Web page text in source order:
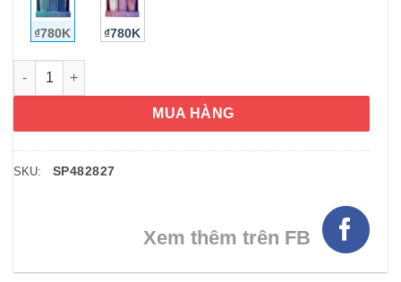
₫780K ₫780K
Set 2 ly đổi màu Parker Lane Color Changing Tumbler 650ml
MUA HÀNG
SKU: SP482827
Xem thêm trên FB